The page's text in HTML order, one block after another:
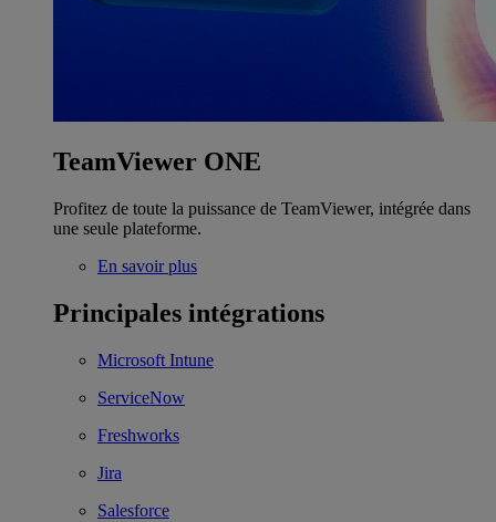
TeamViewer ONE
Profitez de toute la puissance de TeamViewer, intégrée dans
une seule plateforme.
En savoir plus
Principales intégrations
Microsoft Intune
ServiceNow
Freshworks
Jira
Salesforce